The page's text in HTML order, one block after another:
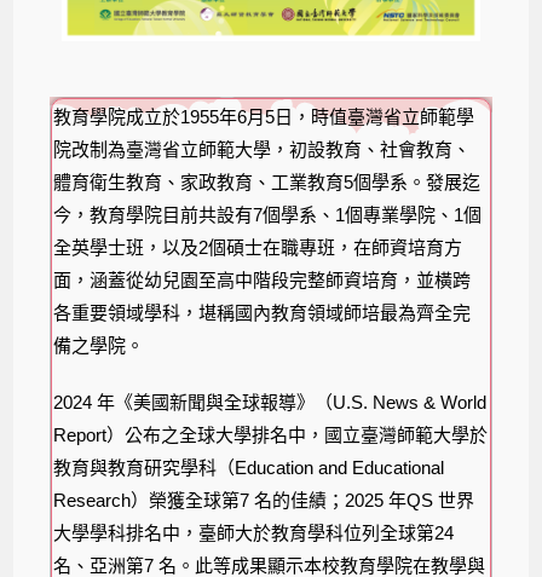
教育學院成立於1955年6月5日，時值臺灣省立師範學
院改制為臺灣省立師範大學，初設教育、社會教育、
體育衛生教育、家政教育、工業教育5個學系。發展迄
今，教育學院目前共設有7個學系、1個專業學院、1個
全英學士班，以及2個碩士在職專班，在師資培育方
面，涵蓋從幼兒園至高中階段完整師資培育，並橫跨
各重要領域學科，堪稱國內教育領域師培最為齊全完
備之學院。
2024 年《美國新聞與全球報導》（U.S. News & World
Report）公布之全球大學排名中，國立臺灣師範大學於
教育與教育研究學科（Education and Educational
Research）榮獲全球第7 名的佳績；2025 年QS 世界
大學學科排名中，臺師大於教育學科位列全球第24
名、亞洲第7 名。此等成果顯示本校教育學院在教學與